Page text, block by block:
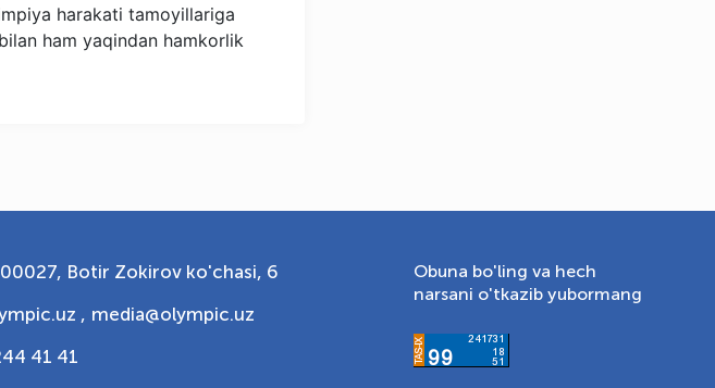
harakati tamoyillariga
ham yaqindan hamkorlik
Botir Zokirov ko'chasi, 6
, media@olympic.uz
41 41
Obuna bo'ling va hech
narsani o'tkazib yubormang